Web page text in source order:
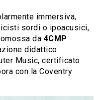
immersiva,
sordi o ipoacusici,
da 4CMP
didattico
Music, certificato
con la Coventry